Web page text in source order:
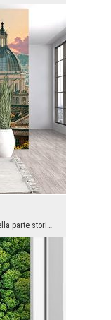
Una terrazza soleggiata con vista sulla bella parte storica della città è un lusso disponibile so...